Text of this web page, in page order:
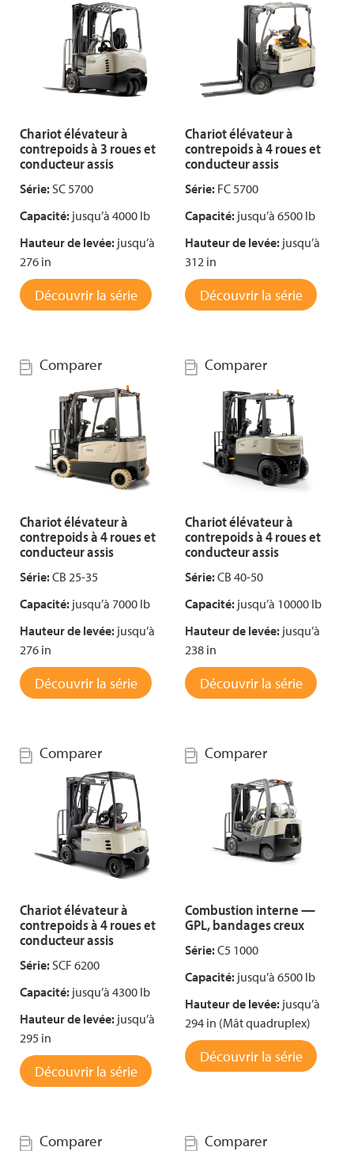
Chariot élévateur à
contrepoids à 3 roues et
conducteur assis
Série:SC 5700
Capacité: jusqu’à 4000 lb
Hauteur de levée: jusqu’à
276 in
Découvrir la série
Chariot élévateur à
contrepoids à 4 roues et
conducteur assis
Série: FC 5700
Capacité: jusqu’à 6500 lb
Hauteur de levée: jusqu’à
312 in
Découvrir la série
Comparer
Chariot élévateur à
contrepoids à 4 roues et
conducteur assis
Série:CB 25-35
Capacité: jusqu’à 7000 lb
Hauteur de levée: jusqu’à
276 in
Découvrir la série
Comparer
Chariot élévateur à
contrepoids à 4 roues et
conducteur assis
Série:CB 40-50
Capacité: jusqu’à 10000 lb
Hauteur de levée: jusqu’à
238 in
Découvrir la série
Comparer
Chariot élévateur à
contrepoids à 4 roues et
conducteur assis
Série:SCF 6200
Capacité: jusqu’à 4300 lb
Hauteur de levée: jusqu’à
295 in
Découvrir la série
Comparer
Combustion interne —
GPL, bandages creux
Série:C5 1000
Capacité: jusqu’à 6500 lb
Hauteur de levée: jusqu’à
294 in (Mât quadruplex)
Découvrir la série
Comparer Comparer